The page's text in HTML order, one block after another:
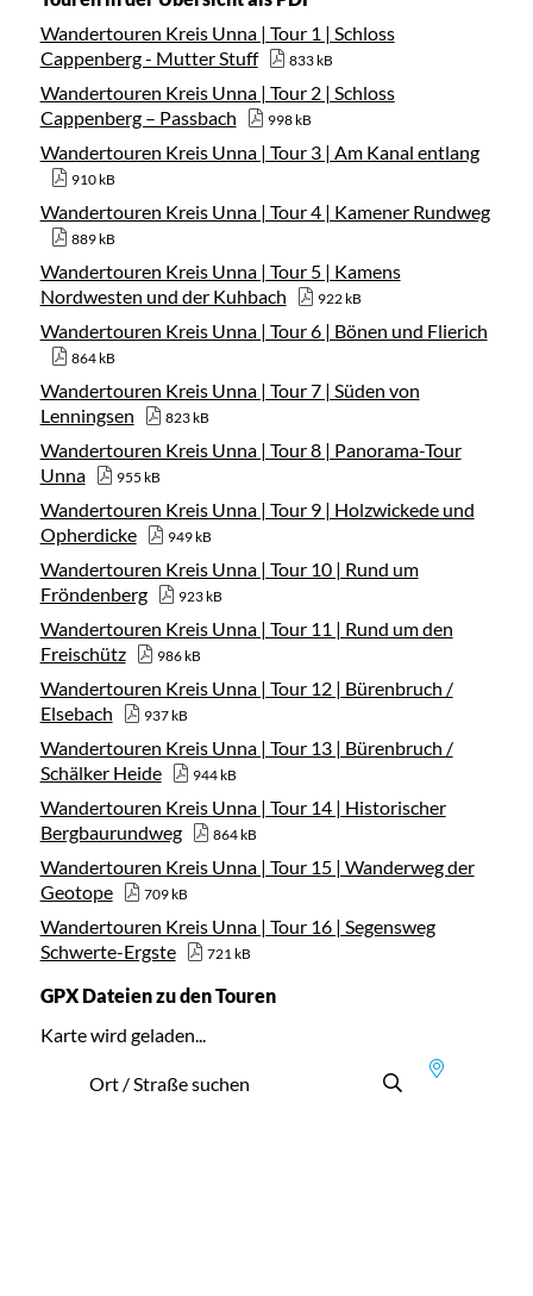
Wandertouren Kreis Unna | Tour 1 | Schloss
Cappenberg - Mutter Stuff
833 kB
Wandertouren Kreis Unna | Tour 2 | Schloss
Cappenberg – Passbach
998 kB
Wandertouren Kreis Unna | Tour 3 | Am Kanal entlang
910 kB
Wandertouren Kreis Unna | Tour 4 | Kamener Rundweg
889 kB
Wandertouren Kreis Unna | Tour 5 | Kamens
Nordwesten und der Kuhbach
922 kB
Wandertouren Kreis Unna | Tour 6 | Bönen und Flierich
864 kB
Wandertouren Kreis Unna | Tour 7 | Süden von
Lenningsen
823 kB
Wandertouren Kreis Unna | Tour 8 | Panorama-Tour
Unna
955 kB
Wandertouren Kreis Unna | Tour 9 | Holzwickede und
Opherdicke
949 kB
Wandertouren Kreis Unna | Tour 10 | Rund um
Fröndenberg
923 kB
Wandertouren Kreis Unna | Tour 11 | Rund um den
Freischütz
986 kB
Wandertouren Kreis Unna | Tour 12 | Bürenbruch /
Elsebach
937 kB
Wandertouren Kreis Unna | Tour 13 | Bürenbruch /
Schälker Heide
944 kB
Wandertouren Kreis Unna | Tour 14 | Historischer
Bergbaurundweg
864 kB
Wandertouren Kreis Unna | Tour 15 | Wanderweg der
Geotope
709 kB
Wandertouren Kreis Unna | Tour 16 | Segensweg
Schwerte-Ergste
721 kB
GPX Dateien zu den Touren
Karte wird geladen...